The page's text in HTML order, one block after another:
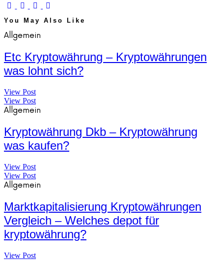
You May Also Like
Allgemein
Etc Kryptowährung – Kryptowährungen
was lohnt sich?
View Post
View Post
Allgemein
Kryptowährung Dkb – Kryptowährung
was kaufen?
View Post
View Post
Allgemein
Marktkapitalisierung Kryptowährungen
Vergleich – Welches depot für
kryptowährung?
View Post